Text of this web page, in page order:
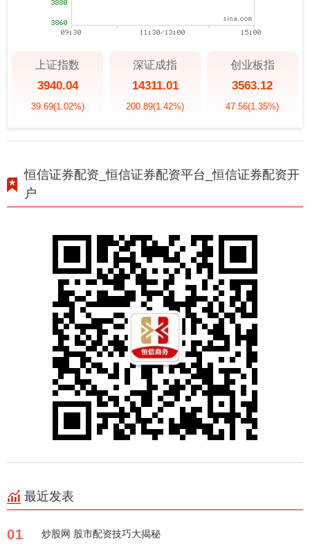
上证指数
3940.04
39.69(1.02%)
深证成指
14311.01
200.89(1.42%)
创业板指
3563.12
47.56(1.35%)
恒信证券配资_恒信证券配资平台_恒信证券配资开
户
最近发表
01 炒股网 股市配资技巧大揭秘